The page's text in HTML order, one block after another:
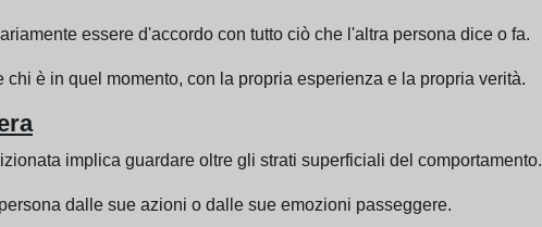
essere d'accordo con tutto ciò che l'altra persona dice o fa.
è in quel momento, con la propria esperienza e la propria verità.
implica guardare oltre gli strati superficiali del comportamento.
dalle sue azioni o dalle sue emozioni passeggere.